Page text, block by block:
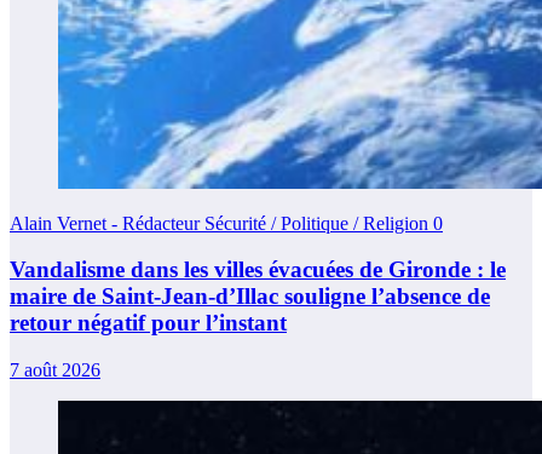
Alain Vernet - Rédacteur Sécurité / Politique / Religion 0
Vandalisme dans les villes évacuées de Gironde : le
maire de Saint-Jean-d’Illac souligne l’absence de
retour négatif pour l’instant
7 août 2026